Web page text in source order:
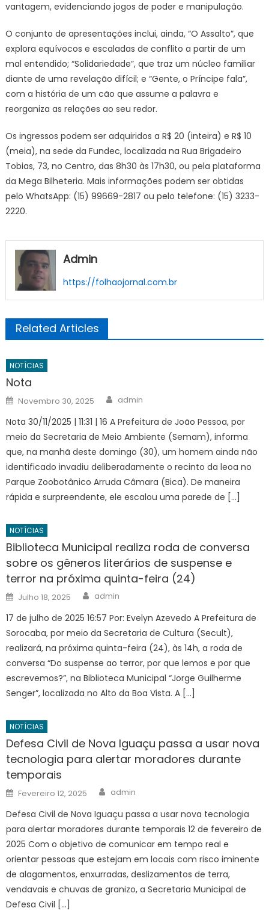
vantagem, evidenciando jogos de poder e manipulação.
O conjunto de apresentações inclui, ainda, “O Assalto”, que
explora equívocos e escaladas de conflito a partir de um
mal entendido; “Solidariedade”, que traz um núcleo familiar
diante de uma revelação difícil; e “Gente, o Príncipe fala”,
com a história de um cão que assume a palavra e
reorganiza as relações ao seu redor.
Os ingressos podem ser adquiridos a R$ 20 (inteira) e R$ 10
(meia), na sede da Fundec, localizada na Rua Brigadeiro
Tobias, 73, no Centro, das 8h30 às 17h30, ou pela plataforma
da Mega Bilheteria. Mais informações podem ser obtidas
pelo WhatsApp: (15) 99669-2817 ou pelo telefone: (15) 3233-
2220.
Admin
https://folhaojornal.com.br
Related Articles
NOTÍCIAS
Nota
Posted
on
Novembro 30, 2025 Author
admin
Nota 30/11/2025 | 11:31 | 16 A Prefeitura de João Pessoa, por
meio da Secretaria de Meio Ambiente (Semam), informa
que, na manhã deste domingo (30), um homem ainda não
identificado invadiu deliberadamente o recinto da leoa no
Parque Zoobotânico Arruda Câmara (Bica). De maneira
rápida e surpreendente, ele escalou uma parede de […]
NOTÍCIAS
Biblioteca Municipal realiza roda de conversa
sobre os gêneros literários de suspense e
terror na próxima quinta-feira (24)
Posted
on
Julho 18, 2025 Author
admin
17 de julho de 2025 16:57 Por: Evelyn Azevedo A Prefeitura de
Sorocaba, por meio da Secretaria de Cultura (Secult),
realizará, na próxima quinta-feira (24), às 14h, a roda de
conversa “Do suspense ao terror, por que lemos e por que
escrevemos?”, na Biblioteca Municipal “Jorge Guilherme
Senger”, localizada no Alto da Boa Vista. A […]
NOTÍCIAS
Defesa Civil de Nova Iguaçu passa a usar nova
tecnologia para alertar moradores durante
temporais
Posted
on
Fevereiro 12, 2025 Author
admin
Defesa Civil de Nova Iguaçu passa a usar nova tecnologia
para alertar moradores durante temporais 12 de fevereiro de
2025 Com o objetivo de comunicar em tempo real e
orientar pessoas que estejam em locais com risco iminente
de alagamentos, enxurradas, deslizamentos de terra,
vendavais e chuvas de granizo, a Secretaria Municipal de
Defesa Civil […]